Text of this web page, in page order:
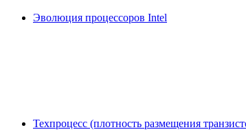
Эволюция процессоров Intel
Техпроцесс (плотность размещения